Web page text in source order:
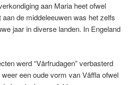
aan Maria heet ofwel
de middeleeuwen was het zelfs
jaar in diverse landen. In Engeland
werd “Vårfrudagen” verbasterd
een oude vorm van Våffla ofwel